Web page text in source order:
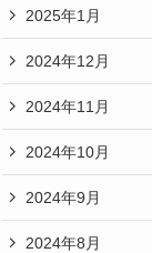
2025年1月
2024年12月
2024年11月
2024年10月
2024年9月
2024年8月